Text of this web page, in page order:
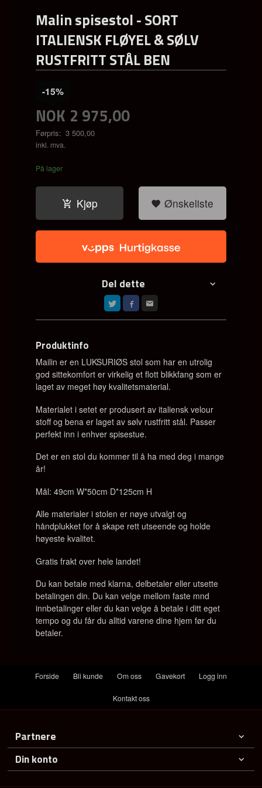
Malin spisestol - SORT
ITALIENSK FLØYEL & SØLV
RUSTFRITT STÅL BEN
NOK 2 975,00
Førpris: 3 500,00
Rabatt
-15%
inkl. mva.
På lager
Kjøp Ønskeliste
Del dette
Produktinfo
Mailin er en LUKSURIØS stol som haren utrolig
god sittekomfort er virkelig et flott blikkfang som er
laget av meget høy kvalitetsmaterial.
Materialet i setet er produsert av italiensk velour
stoff og bena er laget av sølv rustfritt stål. Passer
perfekt inn i enhver spisestue.
Det er en stol du kommer til å ha med deg i mange
år!
Mål: 49cm W*50cm D*125cm H
Alle materialer i stolen er nøye utvalgt og
håndplukket for å skape rett utseende og holde
høyeste kvalitet.
Gratis frakt over hele landet!
Du kan betale med klarna, delbetaler eller utsette
betalingen din. Du kan velge mellom faste mnd
innbetalinger eller du kan velge å betale i ditt eget
tempo og du får du alltid varene dine hjem før du
betaler.
Forside Bli kunde Om oss Gavekort Logg inn
Kontakt oss
Partnere
Din konto